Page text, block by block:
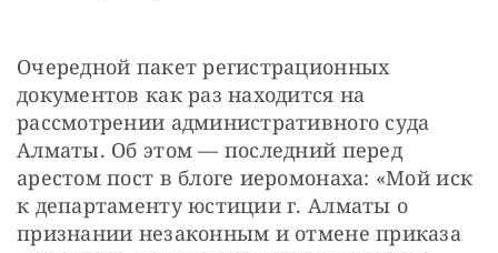
Очередной пакет регистрационных
документов как раз находится на
рассмотрении административного суда
Алматы. Об этом — последний перед
арестом пост в блоге иеромонаха: «Мой иск
к департаменту юстиции г. Алматы о
признании незаконным и отмене приказа